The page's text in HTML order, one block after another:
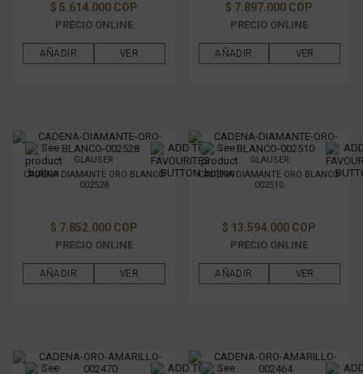
$ 5.614.000 COP
PRECIO ONLINE
AÑADIR VER
$ 7.897.000 COP
PRECIO ONLINE
AÑADIR VER
GLAUSER
CADENA DIAMANTE ORO BLANCO
002528
$ 7.852.000 COP
PRECIO ONLINE
AÑADIR VER
GLAUSER
CADENA DIAMANTE ORO BLANCO
002510
$ 13.594.000 COP
PRECIO ONLINE
AÑADIR VER